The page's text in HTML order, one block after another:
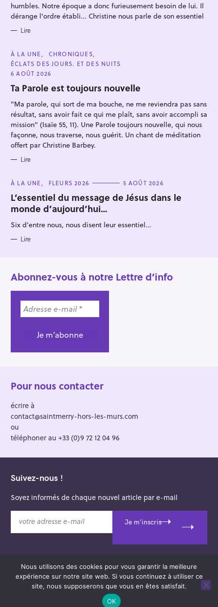
E
S
humbles. Notre époque a donc furieusement besoin de lui. Il
dérange l'ordre établi... Christine nous parle de son essentiel
Lire
C
A
T
E
G
O
R
E
À LA UNE
CHRONIQUES
ÉCLATS DES JOURS. ET DES NUITS
6 AOÛT 2026
Ta Parole est toujours nouvelle
"Ma parole, qui sort de ma bouche, ne me reviendra pas sans
résultat, sans avoir fait ce qui me plaît, sans avoir accompli sa
mission" (Isaïe 55, 11). Une Parole toujours nouvelle, qui nous
façonne, nous traverse, nous guérit. Un chant de méditation
offert par Christine Barbey.
Lire
C
T
E
G
O
R
I
S
À LA UNE FLEURS 2026 5 AOÛT 2026
L’essentiel du message de Jésus dans le
monde d’aujourd’hui…
Six d'entre nous, nous disent leur essentiel...
Lire
Abonnez-vous à notre Lettre d’info
Pour nous contacter
écrire à
contact@saintmerry-hors-les-murs.com
ou
téléphoner au +33 (0)9 72 12 04 96
Suivez-nous !
Soyez informés de chaque nouvel article par e-mail
t
Je m'inscris
© 2026 Saint-Merry Hors-les-Murs.
Theme: Felt byPixelgrade.
R
c
h
e
r
c
h
e
r
Nous utilisons des cookies pour vous garantir la meilleure
expérience sur notre site web. Si vous continuez à utiliser ce
site, nous supposerons que vous en êtes satisfait.
OK